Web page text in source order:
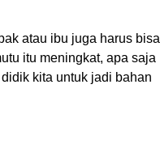
atau ibu juga harus bisa
itu meningkat, apa saja
kita untuk jadi bahan